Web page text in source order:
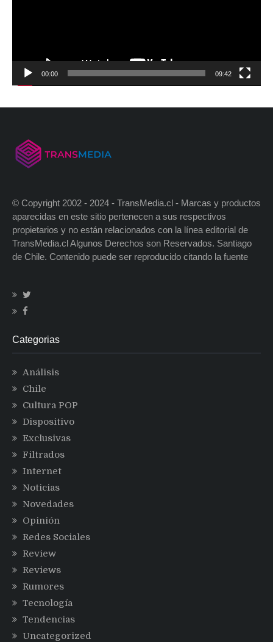
00:00 09:42
© Copyright 2002 - 2024 - TransMedia.cl - Marcas y productos
aparecidas en este sitio pertenecen a sus respectivos
propietarios y no están relacionados con la línea editorial de
TransMedia.cl Algunos Derechos son Reservados. Santiago
de Chile. Contenido puede ser reproducido citando la fuente
Categorias
Análisis
Chile
Cultura POP
Dispositivo
Exclusivas
Filtrados
Internet
Noticias
Novedades
Opinión
Redes Sociales
Review
Reviews
Rumores
Tecnología
Tendencias
Uncategorized